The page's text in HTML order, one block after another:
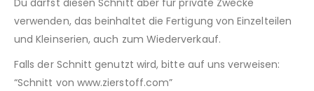
Du darfst diesen Schnitt aber für private Zwecke
verwenden, das beinhaltet die Fertigung von Einzelteilen
und Kleinserien, auch zum Wiederverkauf.
Falls der Schnitt genutzt wird, bitte auf uns verweisen:
“Schnitt von www.zierstoff.com”